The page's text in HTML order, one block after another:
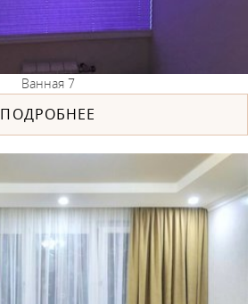
Ванная 7
ПОДРОБНЕЕ